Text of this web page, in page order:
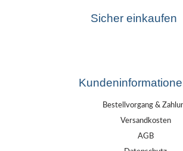
Sicher einkaufen
Bestellvorgang &
Versandkosten
AGB